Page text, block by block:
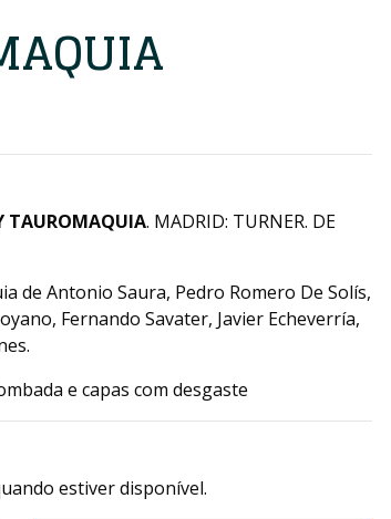
TAUROMAQUIA. MADRID: TURNER. DE
de Antonio Saura, Pedro Romero De Solís,
Fernando Savater, Javier Echeverría,
e capas com desgaste
estiver disponível.